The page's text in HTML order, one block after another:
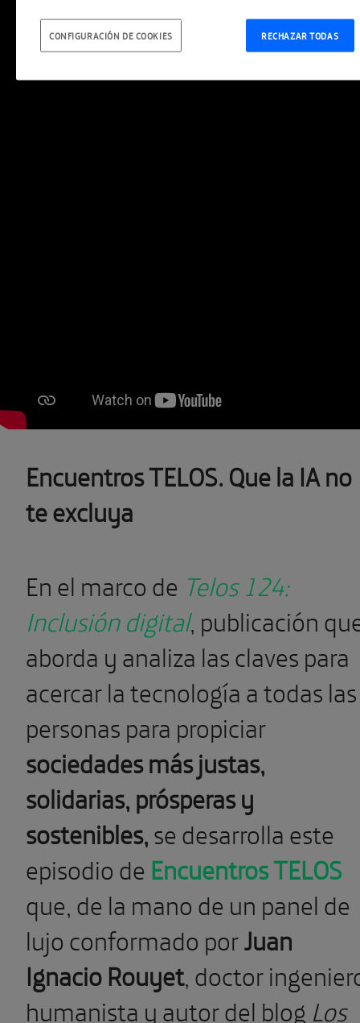
Encuentros TELOS. Que la IA no
te excluya
En el marco de Telos 124:
Inclusión digital, publicación
aborda y analiza las claves para
acercar la tecnología a todas las
personas para propiciar
sociedades más justas,
solidarias, prósperas y
sostenibles,se desarrolla este
episodio de Encuentros TELOS
que, de la mano de un panel de
lujo conformado porJuan
Ignacio Rouyet, doctor
humanista y autor del blog Los
RECHAZAR TODAS
CONFIGURACIÓN DE COOKIES